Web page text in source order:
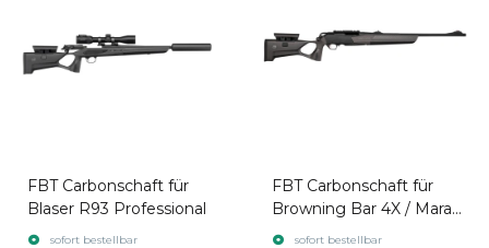
FBT Carbonschaft für
Blaser R93 Professional
sofort bestellbar
FBT Carbonschaft für
Browning Bar 4X / Maral
4X
sofort bestellbar